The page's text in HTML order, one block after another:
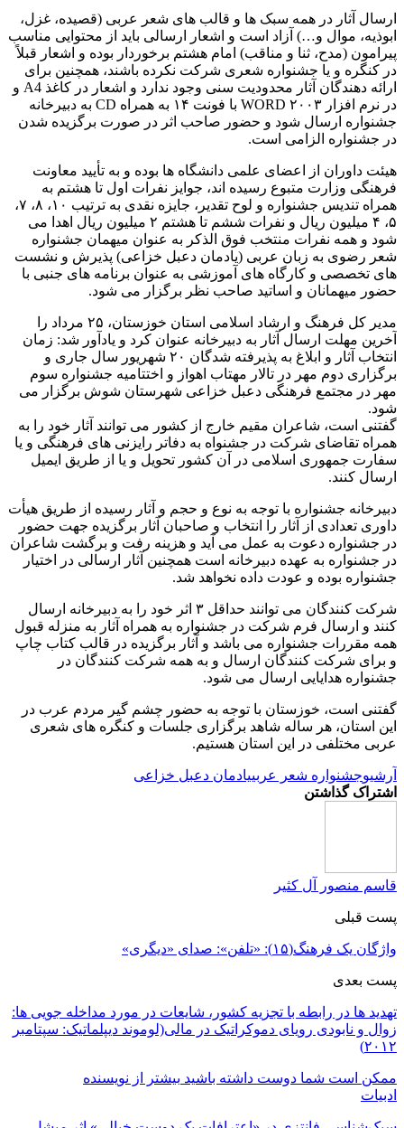
ارسال آثار در همه سبک ها و قالب های شعر عربی (قصیده، غزل،
ابوذیه، موال و…) آزاد است و اشعار ارسالی باید از محتوایی مناسب
پیرامون (مدح، ثنا و مناقب) امام هشتم برخوردار بوده و اشعار قبلاً
در کنگره و یا جشنواره شعری شرکت نکرده باشند، همچنین برای
ارائه دهندگان آثار محدودیت سنی وجود ندارد و اشعار در کاغذ A4 و
در نرم افزار ۲۰۰۳ WORD با فونت ۱۴ به همراه CD به دبیرخانه
جشنواره ارسال شود و حضور صاحب اثر در صورت برگزیده شدن
در جشنواره الزامی است.
هیئت داوران از اعضای علمی دانشگاه ها بوده و به تأیید معاونت
فرهنگی وزارت متبوع رسیده اند، جوایز نفرات اول تا هشتم به
همراه تندیس جشنواره و لوح تقدیر، جایزه نقدی به ترتیب ۱۰، ۸، ۷،
۵، ۴ میلیون ریال و نفرات ششم تا هشتم ۲ میلیون ریال اهدا می
شود و همه نفرات منتخب فوق الذکر به عنوان میهمان جشنواره
شعر رضوی به زبان عربی (یادمان دعبل خزاعی) پذیرش و نشست
های تخصصی و کارگاه های آموزشی به عنوان برنامه های جنبی با
حضور میهمانان و اساتید صاحب نظر برگزار می شود.
مدیر کل فرهنگ و ارشاد اسلامی استان خوزستان، ۲۵ مرداد را
آخرین مهلت ارسال آثار به دبیرخانه عنوان کرد و یادآور شد: زمان
انتخاب آثار و ابلاغ به پذیرفته شدگان ۲۰ شهریور سال جاری و
برگزاری دوم مهر در تالار مهتاب اهواز و اختتامیه جشنواره سوم
مهر در مجتمع فرهنگی دعبل خزاعی شهرستان شوش برگزار می
شود.
گفتنی است، شاعران مقیم خارج از کشور می توانند آثار خود را به
همراه تقاضای شرکت در جشنواه به دفاتر رایزنی های فرهنگی و یا
سفارت جمهوری اسلامی در آن کشور تحویل و یا از طریق ایمیل
ارسال کنند.
دبیرخانه جشنواره با توجه به نوع و حجم و آثار رسیده از طریق هیأت
داوری تعدادی از آثار را انتخاب و صاحبان آثار برگزیده جهت حضور
در جشنواره دعوت به عمل می آید و هزینه رفت و برگشت شاعران
در جشنواره به عهده دبیرخانه است همچنین آثار ارسالی در اختیار
جشنواره بوده و عودت داده نخواهد شد.
شرکت کنندگان می توانند حداقل ۳ اثر خود را به دبیرخانه ارسال
کنند و ارسال فرم شرکت در جشنواره به همراه آثار به منزله قبول
همه مقررات جشنواره می باشد و آثار برگزیده در قالب کتاب چاپ
و برای شرکت کنندگان ارسال و به همه شرکت کنندگان در
جشنواره هدایایی ارسال می شود.
گفتنی است، خوزستان با توجه به حضور چشم گیر مردم عرب در
این استان، هر ساله شاهد برگزاری جلسات و کنگره های شعری
عربی مختلفی در این استان هستیم.
آرشیوجشنواره شعر عربییادمان دعبل خزاعی
اشتراک گذاشتن
قاسم منصور آل کثیر
پست قبلی
واژگان یک فرهنگ(۱۵): «تلفن»: صدای «دیگری»
پست بعدی
تهدید ها در رابطه با تجزیه کشور، شایعات در مورد مداخله جویی ها:
زوال و نابودی رویای دموکراتیک در مالی(لوموند دیپلماتیک: سپتامبر
۲۰۱۲)
ممکن است شما دوست داشته باشید بیشتر از نویسنده
ادبیات